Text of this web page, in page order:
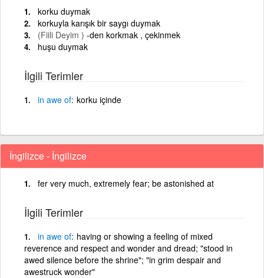
korku duymak
korkuyla karışık bir saygı duymak
(Fiili Deyim ) -den korkmak , çekinmek
huşu duymak
İlgili Terimler
in awe of korku içinde
İngilizce - İngilizce
fer very much, extremely fear; be astonished at
İlgili Terimler
in awe of having or showing a feeling of mixed
reverence and respect and wonder and dread; "stood in
awed silence before the shrine"; "in grim despair and
awestruck wonder"